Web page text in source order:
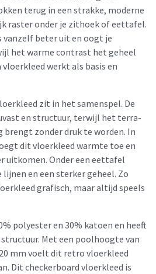
terug in een strakke, moderne
raster onder je zithoek of eettafel.
vanzelf beter uit en oogt je
het warme contrast het geheel
werkt als basis en
zit in het samenspel. De
en structuur, terwijl het terra-
zonder druk te worden. In
dit vloerkleed warmte toe en
uitkomen. Onder een eettafel
en een sterker geheel. Zo
grafisch, maar altijd speels
polyester en 30% katoen en heeft
Met een poolhoogte van
mm voelt dit retro vloerkleed
Dit checkerboard vloerkleed is